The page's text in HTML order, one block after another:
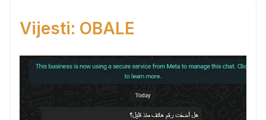
Vijesti: OBALE